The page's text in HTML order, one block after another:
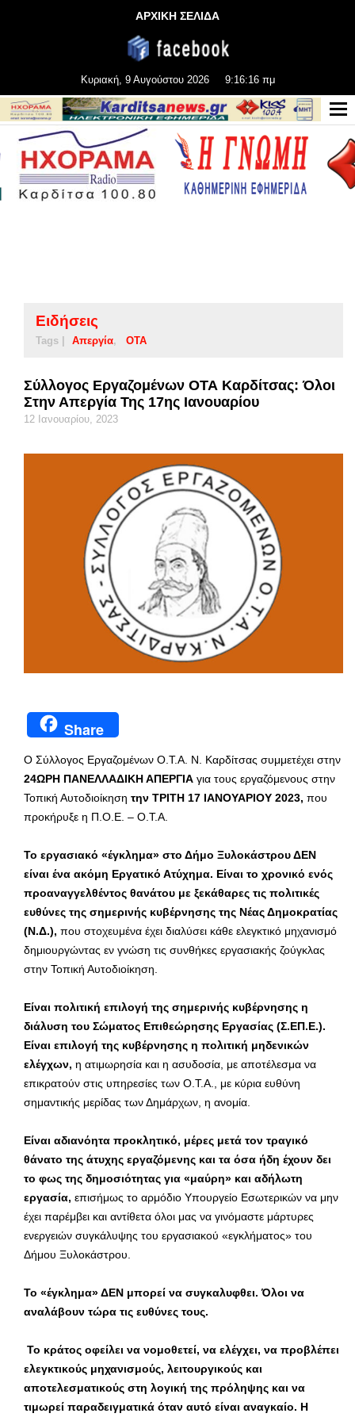
ΑΡΧΙΚΗ ΣΕΛΙΔΑ
Κυριακή, 9 Αυγούστου 2026 9:16:17 πμ
Ειδήσεις
Tags | Απεργία ΟΤΑ
Σύλλογος Εργαζομένων ΟΤΑ Καρδίτσας: Όλοι
Στην Απεργία Της 17ης Ιανουαρίου
12 Ιανουαρίου, 2023
Share
Ο Σύλλογος Εργαζομένων Ο.Τ.Α. Ν. Καρδίτσας συμμετέχει στην
24ΩΡΗ ΠΑΝΕΛΛΑΔΙΚΗ ΑΠΕΡΓΙΑ για τους εργαζόμενους στην
Τοπική Αυτοδιοίκηση την ΤΡΙΤΗ 17 ΙΑΝΟΥΑΡΙΟΥ 2023, που
προκήρυξε η Π.Ο.Ε. – Ο.Τ.Α.
Το εργασιακό «έγκλημα» στο Δήμο Ξυλοκάστρου ΔΕΝ
είναι ένα ακόμη Εργατικό Ατύχημα. Είναι το χρονικό ενός
προαναγγελθέντος θανάτου με ξεκάθαρες τις πολιτικές
ευθύνες της σημερινής κυβέρνησης της Νέας Δημοκρατίας
(Ν.Δ.), που στοχευμένα έχει διαλύσει κάθε ελεγκτικό μηχανισμό
δημιουργώντας εν γνώση τις συνθήκες εργασιακής ζούγκλας
στην Τοπική Αυτοδιοίκηση.
Είναι πολιτική επιλογή της σημερινής κυβέρνησης η
διάλυση του Σώματος Επιθεώρησης Εργασίας (Σ.ΕΠ.Ε.).
Είναι επιλογή της κυβέρνησης η πολιτική μηδενικών
ελέγχων, η ατιμωρησία και η ασυδοσία, με αποτέλεσμα να
επικρατούν στις υπηρεσίες των Ο.Τ.Α., με κύρια ευθύνη
σημαντικής μερίδας των Δημάρχων, η ανομία.
Είναι αδιανόητα προκλητικό, μέρες μετά τον τραγικό
θάνατο της άτυχης εργαζόμενης και τα όσα ήδη έχουν δει
το φως της δημοσιότητας για «μαύρη» και αδήλωτη
εργασία, επισήμως το αρμόδιο Υπουργείο Εσωτερικών να μην
έχει παρέμβει και αντίθετα όλοι μας να γινόμαστε μάρτυρες
ενεργειών συγκάλυψης του εργασιακού «εγκλήματος» του
Δήμου Ξυλοκάστρου.
Το «έγκλημα» ΔΕΝ μπορεί να συγκαλυφθει. Όλοι να
αναλάβουν τώρα τις ευθύνες τους.
Το κράτος οφείλει να νομοθετεί, να ελέγχει, να προβλέπει
ελεγκτικούς μηχανισμούς, λειτουργικούς και
αποτελεσματικούς στη λογική της πρόληψης και να
τιμωρεί παραδειγματικά όταν αυτό είναι αναγκαίο. Η